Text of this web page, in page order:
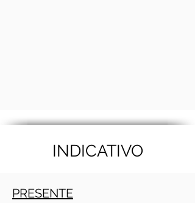
INDICATIVO
PRESENTE